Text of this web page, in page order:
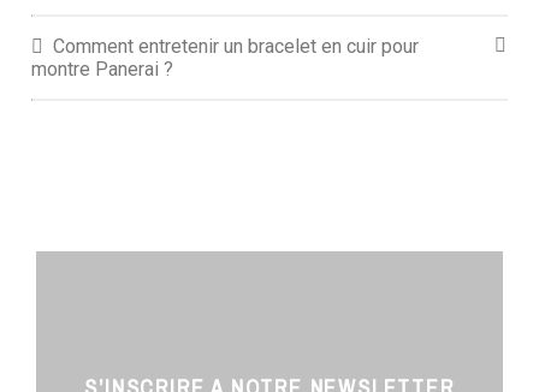
Comment entretenir un bracelet en cuir pour
montre Panerai ?